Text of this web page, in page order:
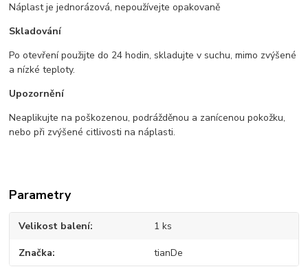
Náplast je jednorázová, nepoužívejte opakovaně
Skladování
Po otevření použijte do 24 hodin, skladujte v suchu, mimo zvýšené
a nízké teploty.
Upozornění
Neaplikujte na poškozenou, podrážděnou a zanícenou pokožku,
nebo při zvýšené citlivosti na náplasti.
Parametry
Velikost balení 1 ks
Značka tianDe